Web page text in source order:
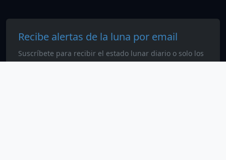
Recibe alertas de la luna por email
Suscríbete para recibir el estado lunar diario o solo los